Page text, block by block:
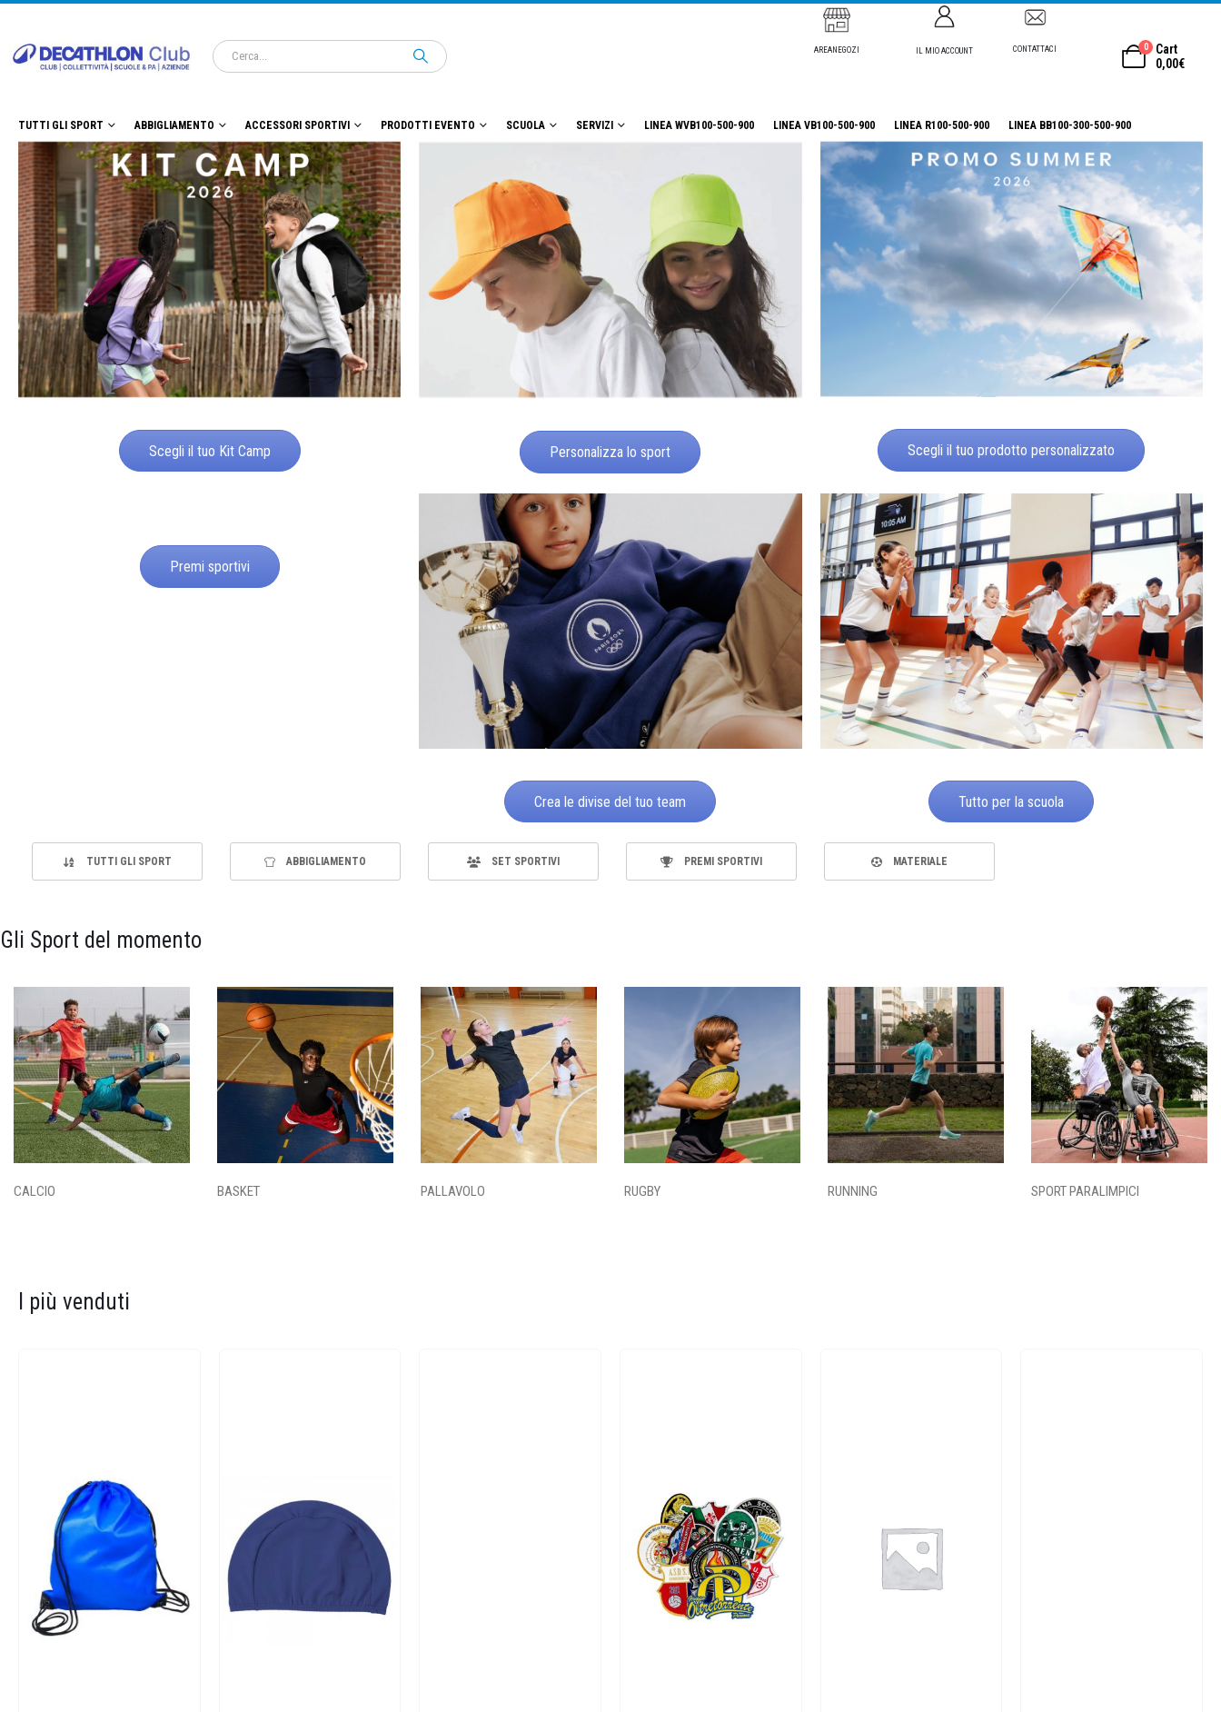
AREANEGOZI IL MIO ACCOUNT CONTATTACI 0
Cart
0,00€
TUTTI GLI SPORT ABBIGLIAMENTO ACCESSORI SPORTIVI PRODOTTI EVENTO SCUOLA SERVIZI LINEA WVB100-500-900 LINEA VB100-500-900 LINEA R100-500-900 LINEA BB100-300-500-900
Scegli il tuo Kit Camp Personalizza lo sport Scegli il tuo prodotto personalizzato
Premi sportivi
Crea le divise del tuo team Tutto per la scuola
TUTTI GLI SPORT ABBIGLIAMENTO SET SPORTIVI PREMI SPORTIVI MATERIALE
Gli Sport del momento
CALCIO BASKET PALLAVOLO RUGBY RUNNING SPORT PARALIMPICI
I più venduti